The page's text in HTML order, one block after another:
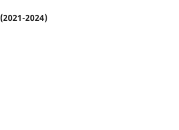
2024)